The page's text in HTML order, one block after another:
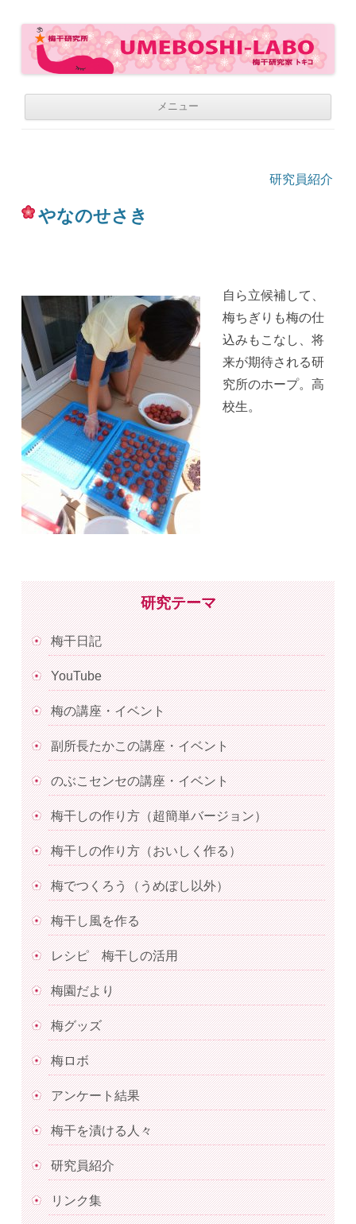
WE LOVE UMEBOSHI
メニュー
研究員紹介
やなのせさき
自ら立候補して、
梅ちぎりも梅の仕
込みもこなし、将
来が期待される研
究所のホープ。高
校生。
研究テーマ
梅干日記
YouTube
梅の講座・イベント
副所長たかこの講座・イベント
のぶこセンセの講座・イベント
梅干しの作り方（超簡単バージョン）
梅干しの作り方（おいしく作る）
梅でつくろう（うめぼし以外）
梅干し風を作る
レシピ 梅干しの活用
梅園だより
梅グッズ
梅ロボ
アンケート結果
梅干を漬ける人々
研究員紹介
リンク集